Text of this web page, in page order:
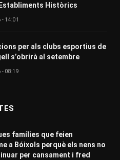
Històrics
- 14:01
per als clubs esportius de
s’obrirà al setembre
- 08:19
famílies que feien
a Bóixols perquè els nens no
per cansament i fred